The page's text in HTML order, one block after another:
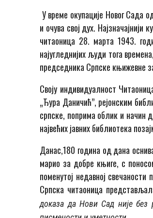
У време окупације Новог Сада
и очува свој дух. Најзначајнији
читаоница 28. марта 1943.
најугледнијих људи тога
председника Српске књижевне
Своју индивидуалност
„Ђура Даничић”, рејонским
српске, поприма облик и начин
највећих јавних библиотека
Данас,180 година од дана
марио за добре књиге, с
поменутој недавној
Српска читаоница
доказа да Нови Сад није без